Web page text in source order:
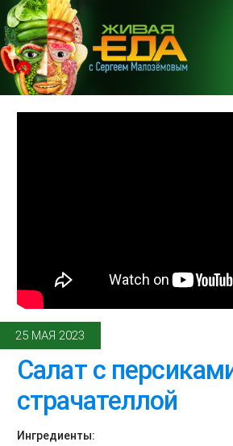
25 МАЯ 2023
Салат с
страчателлой
Ингредиенты: